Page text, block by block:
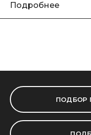
Подробнее
ПОДБОР